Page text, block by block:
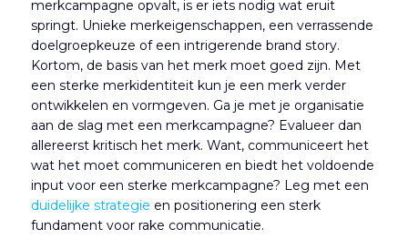
merkcampagne opvalt, is er iets nodig wat eruit
springt. Unieke merkeigenschappen, een verrassende
doelgroepkeuze of een intrigerende brand story.
Kortom, de basis van het merk moet goed zijn. Met
een sterke merkidentiteit kun je een merk verder
ontwikkelen en vormgeven. Ga je met je organisatie
aan de slag met een merkcampagne? Evalueer dan
allereerst kritisch het merk. Want, communiceert het
wat het moet communiceren en biedt het voldoende
input voor een sterke merkcampagne? Leg met een
duidelijke strategie en positionering een sterk
fundament voor rake communicatie.